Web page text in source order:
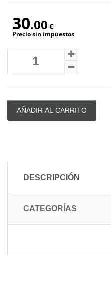
30.00 €
Precio sin impuestos
AÑADIR AL CARRITO
DESCRIPCIÓN
CATEGORÍAS